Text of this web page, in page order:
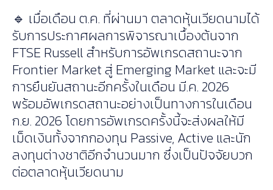
🔹 เมื่อเดือน ต.ค. ที่ผ่านมา ตลาดหุ้นเวียดนามได้
รับการประกาศผลการพิจารณาเบื้องต้นจาก
FTSE Russell สำหรับการอัพเกรดสถานะจาก
Frontier Market สู่ Emerging Market และจะมี
การยืนยันสถานะอีกครั้งในเดือน มี.ค. 2026
พร้อมอัพเกรดสถานะอย่างเป็นทางการในเดือน
ก.ย. 2026 โดยการอัพเกรดครั้งนี้จะส่งผลให้มี
เม็ดเงินทั้งจากกองทุน Passive, Active และนัก
ลงทุนต่างชาติอีกจำนวนมาก ซึ่งเป็นปัจจัยบวก
ต่อตลาดหุ้นเวียดนาม